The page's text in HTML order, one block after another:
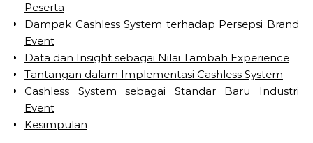
Peserta
Dampak Cashless System terhadap Persepsi Brand
Event
Data dan Insight sebagai Nilai Tambah Experience
Tantangan dalam Implementasi Cashless System
Cashless System sebagai Standar Baru Industri
Event
Kesimpulan